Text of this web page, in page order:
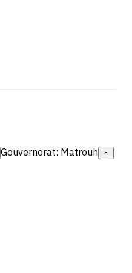
Gouvernorat: Matrouh